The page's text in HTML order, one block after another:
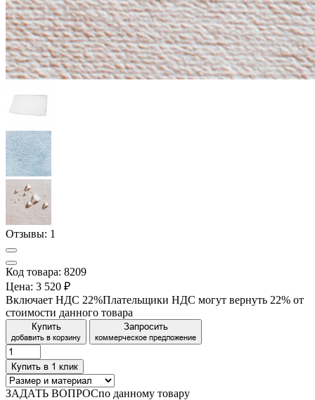
Отзывы: 1
Код товара: 8209
Цена: 3 520 ₽
Включает НДС 22%Плательщики НДС могут вернуть 22% от
стоимости данного товара
Купить
добавить в корзину
Запросить
коммерческое предложение
Купить в 1 клик
ЗАДАТЬ ВОПРОСпо данному товару